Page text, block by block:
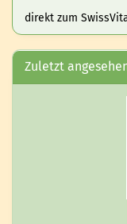
direkt zum
Zuletzt